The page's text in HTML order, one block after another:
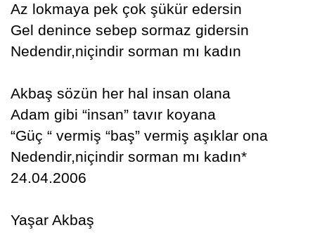
Az lokmaya pek çok şükür edersin
Gel denince sebep sormaz gidersin
Nedendir,niçindir sorman mı kadın
Akbaş sözün her hal insan olana
Adam gibi “insan” tavır koyana
“Güç “ vermiş “baş” vermiş aşıklar ona
Nedendir,niçindir sorman mı kadın*
24.04.2006
Yaşar Akbaş